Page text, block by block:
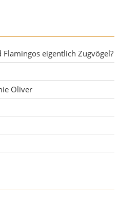
Flamingos eigentlich Zugvögel?
Oliver